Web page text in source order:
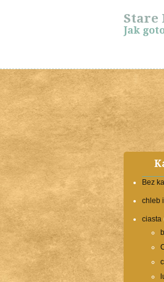
Stare
Jak
Bez
chleb i
ciasta